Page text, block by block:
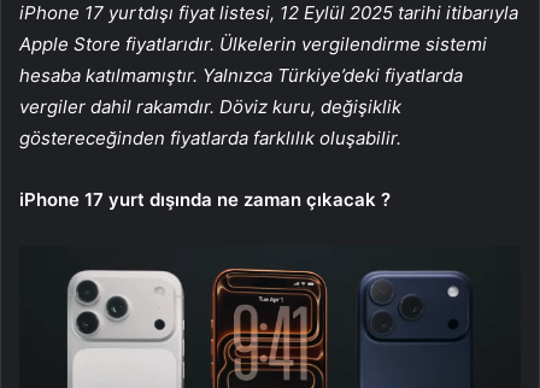
iPhone 17 yurtdışı fiyat listesi, 12 Eylül 2025 tarihi itibarıyla
Apple Store fiyatlarıdır. Ülkelerin vergilendirme sistemi
hesaba katılmamıştır. Yalnızca Türkiye’deki fiyatlarda
vergiler dahil rakamdır. Döviz kuru, değişiklik
göstereceğinden fiyatlarda farklılık oluşabilir.
iPhone 17 yurt dışında ne zaman çıkacak ?